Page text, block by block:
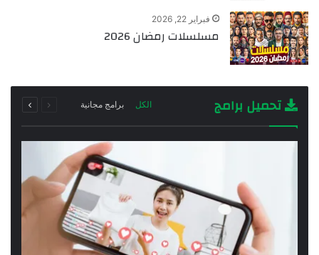
فبراير 22, 2026
مسلسلات رمضان 2026
تحميل برامج الكل برامج مجانية
الصفحة